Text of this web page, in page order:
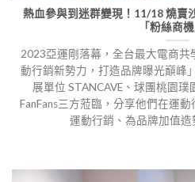
熱血參與到迷群變現！11/18 燒賣
「粉絲商機
2023亞運剛落幕，全台最大電商共
動行銷新勢力，打造品牌曝光巔峰
展單位 STANCAVE、球團桃園
FanFans三方蒞臨，分享他們在運
運動行銷、為品牌加值造